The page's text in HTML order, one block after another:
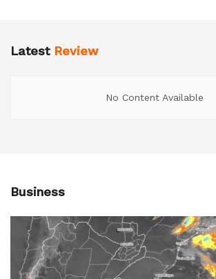
Latest Review
No Content Available
Business